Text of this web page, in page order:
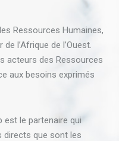
Ressources Humaines,
l’Afrique de l’Ouest.
acteurs des Ressources
aux besoins exprimés
est le partenaire qui
directs que sont les